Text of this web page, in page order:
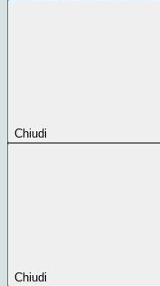
Chiudi
Chiudi